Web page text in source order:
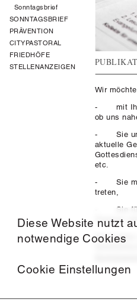
Sonntagsbrief
SONNTAGSBRIEF
PRÄVENTION
CITYPASTORAL
FRIEDHÖFE
STELLENANZEIGEN
Wir
- mit
ob uns
- Sie
aktuelle
etc.
- Sie
treten,
- Sie für
Themen
durch ganz
Diese Website nutzt
notwendige Cookies
Cookie Einstellungen